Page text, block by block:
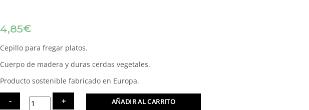
4,85€
Cepillo para fregar platos.
Cuerpo de madera y duras cerdas vegetales.
Producto sostenible fabricado en Europa.
AÑADIR AL CARRITO